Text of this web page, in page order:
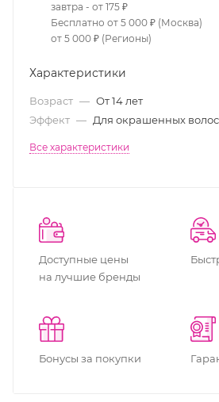
завтра - от 175 ₽
Бесплатно от 5 000 ₽ (Москва)
от 5 000 ₽ (Регионы)
Характеристики
Возраст — От 14 лет
Эффект — Для окрашенных волос
Все характеристики
Доступные цены
на лучшие бренды
Бонусы за покупки